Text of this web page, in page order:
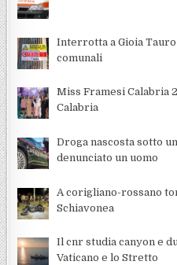
Interrotta a Gioia
comunali
Miss Framesi Calabria
Calabria
Droga nascosta sotto
denunciato un uomo
A corigliano-rossano
Schiavonea
Il cnr studia canyon e
Vaticano e lo Stretto